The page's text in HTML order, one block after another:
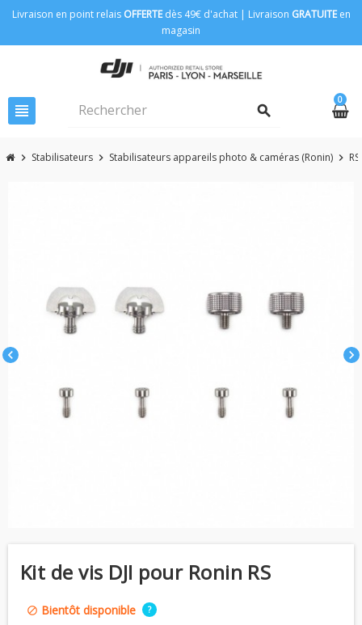
Livraison en point relais OFFERTEdès 49€ d'achat | Livraison GRATUITEen
magasin
view_headline search
0
chevron_right Stabilisateurs chevron_right Stabilisateurs appareils photo & caméras (Ronin) chevron_right
chevron_left chevron_right
Kit de vis DJI pour Ronin RS
block Bientôt disponible ?